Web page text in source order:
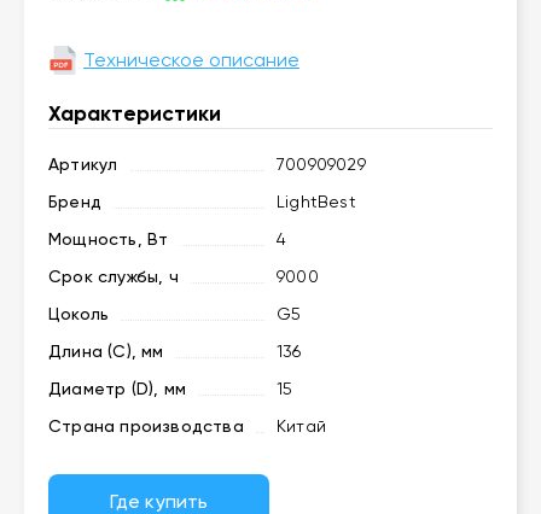
Техническое описание
Характеристики
Артикул
700909029
Бренд
LightBest
Мощность, Вт
4
Срок службы, ч
9000
Цоколь
G5
Длина (C), мм
136
Диаметр (D), мм
15
Страна производства
Китай
Где купить